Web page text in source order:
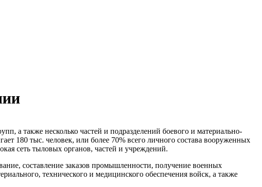
а также несколько частей и подразделений боевого и материально-
180 тыс. человек, или более 70% всего личного состава вооруженных
сеть тыловых органов, частей и учреждений.
составление заказов промышленности, получение военных
технического и медицинского обеспечения войск, а также